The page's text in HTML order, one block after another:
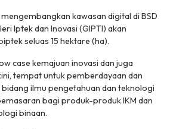
mengembangkan kawasan digital di BSD
Iptek dan Inovasi (GIPTI) akan
seluas 15 hektare (ha).
case kemajuan inovasi dan juga
tempat untuk pemberdayaan dan
ilmu pengetahuan dan teknologi
bagi produk-produk IKM dan
binaan.